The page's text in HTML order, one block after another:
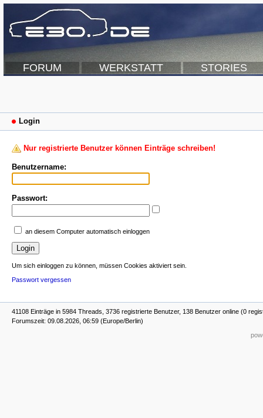
FORUM WERKSTATT STORIES
Login
Nur registrierte Benutzer können Einträge schreiben!
Benutzername:
Passwort:
an diesem Computer automatisch einloggen
Um sich einloggen zu können, müssen Cookies aktiviert sein.
Passwort vergessen
41108 Einträge in 5984 Threads, 3736 registrierte Benutzer, 138 Benutzer online (0
Forumszeit: 09.08.2026, 06:59 (Europe/Berlin)